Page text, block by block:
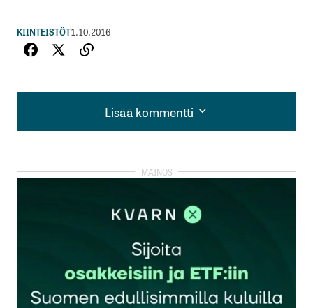
KIINTEISTÖT1.10.2016
Lisää kommentti
Lisää kommentti
kirjautua
rekisteröityä